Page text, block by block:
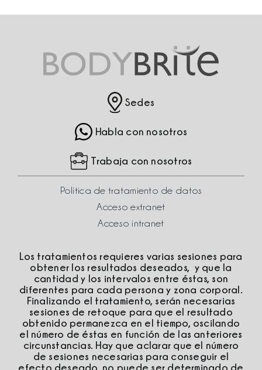
Sedes
Habla con nosotros
Trabaja con nosotros
Política de tratamiento de datos
Acceso extranet
Acceso intranet
Los tratamientos requieres varias sesiones para
obtener los resultados deseados, y que la
cantidad y los intervalos entre éstas, son
diferentes para cada persona y zona corporal.
Finalizando el tratamiento, serán necesarias
sesiones de retoque para que el resultado
obtenido permanezca en el tiempo, oscilando
el número de éstas en función de las anteriores
circunstancias. Hay que aclarar que el número
de sesiones necesarias para conseguir el
efecto deseado, no puede ser determinado de